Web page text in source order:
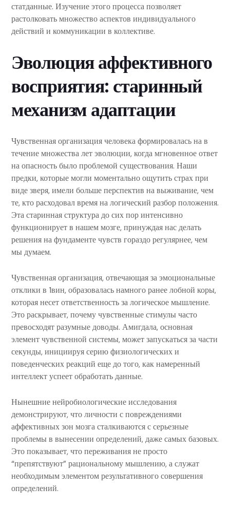
статданные. Изучение этого процесса позволяет
растолковать множество аспектов индивидуального
действий и коммуникации в коллективе.
Эволюция аффективного
восприятия: старинный
механизм адаптации
Чувственная организация человека формировалась на в
течение множества лет эволюции, когда мгновенное ответ
на опасность было проблемой существования. Наши
предки, которые могли моментально ощутить страх при
виде зверя, имели больше перспектив на выживание, чем
те, кто расходовал время на логический разбор положения.
Эта старинная структура до сих пор интенсивно
функционирует в нашем мозге, принуждая нас делать
решения на фундаменте чувств гораздо регулярнее, чем
мы думаем.
Чувственная организация, отвечающая за эмоциональные
отклики в 1вин, образовалась намного ранее лобной коры,
которая несет ответственность за логическое мышление.
Это раскрывает, почему чувственные стимулы часто
превосходят разумные доводы. Амигдала, основная
элемент чувственной системы, может запускаться за части
секунды, инициируя серию физиологических и
поведенческих реакций еще до того, как намеренный
интеллект успеет обработать данные.
Нынешние нейробиологические исследования
демонстрируют, что личности с повреждениями
аффективных зон мозга сталкиваются с серьезные
проблемы в вынесении определений, даже самых базовых.
Это показывает, что переживания не просто
“препятствуют” рациональному мышлению, а служат
необходимым элементом результативного совершения
определений.